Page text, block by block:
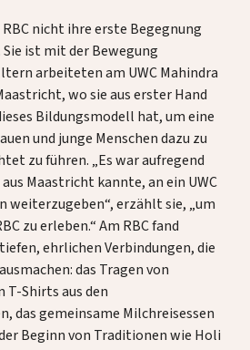
DE EN
RBC nicht ihre erste Begegnung
ist mit der Bewegung
arbeiteten am UWC Mahindra
wo sie aus erster Hand
Bildungsmodell hat, um eine
und junge Menschen dazu zu
zu führen. „Es war aufregend
Maastricht kannte, an ein UWC
weiterzugeben“, erzählt sie, „um
zu erleben.“ Am RBC fand
tiefen, ehrlichen Verbindungen, die
das Tragen von
T-Shirts aus den
das gemeinsame Milchreisessen
Beginn von Traditionen wie Holi